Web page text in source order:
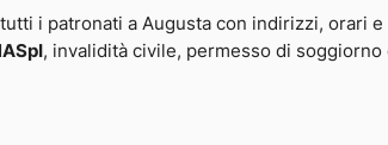
i patronati a Augusta con indirizzi, orari
, invalidità civile, permesso di